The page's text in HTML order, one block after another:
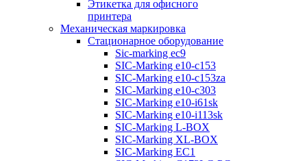
Этикетка для офисного
принтера
Механическая маркировка
Стационарное оборудование
Sic-marking ec9
SIC-Marking e10-c153
SIC-Marking e10-c153za
SIC-Marking e10-c303
SIC-Marking e10-i61sk
SIC-Marking e10-i113sk
SIC-Marking L-BOX
SIC-Marking XL-BOX
SIC-Marking EC1